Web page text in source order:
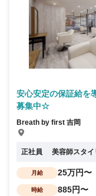
安心安定の保証給を
募集中☆
Breath by first 吉岡
正社員 美容師スタイ
月給 25万円〜
時給 885円〜